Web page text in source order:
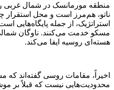
منطقه مورمانسک در شمال غربی
ناتو، هم‌مرز است و محل استقرار
استراتژیک، از جمله پایگاه‌هایی
مسکو خدمت می‌کنند. ناوگان
هسته‌ای روسیه ایفا می‌کند.
اخیراً، مقامات روسی گفته‌اند که
محدودیت‌هایی نیست که قبلاً بر